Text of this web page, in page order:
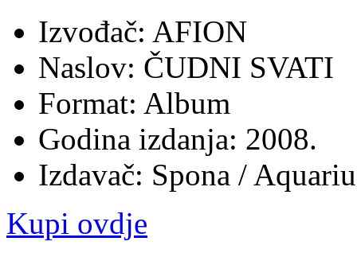
Izvođač: AFION
Naslov: ČUDNI SVATI
Format: Album
Godina izdanja: 2008.
Izdavač: Spona /
Kupi ovdje